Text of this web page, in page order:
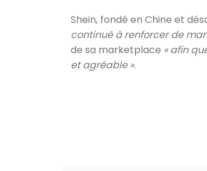
Shein, fondé en Chine et
continué à renforcer de
de sa marketplace « afin
et agréable ».